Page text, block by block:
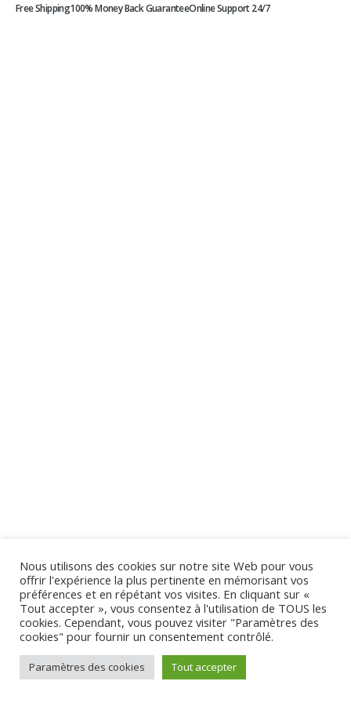
Free Shipping100% Money Back GuaranteeOnline Support 24/7
Nous utilisons des cookies sur notre site Web pour vous
offrir l'expérience la plus pertinente en mémorisant vos
préférences et en répétant vos visites. En cliquant sur «
Tout accepter », vous consentez à l'utilisation de TOUS les
cookies. Cependant, vous pouvez visiter "Paramètres des
cookies" pour fournir un consentement contrôlé.
Paramètres des cookies Tout accepter